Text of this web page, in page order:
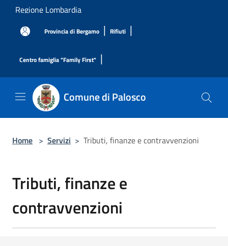
Salta al contenuto principale
Regione Lombardia
Provincia di Bergamo | Rifiuti |
Centro famiglia "Family First" |
Comune di Palosco
Home > Servizi > Tributi, finanze e contravvenzioni
Tributi, finanze e
contravvenzioni